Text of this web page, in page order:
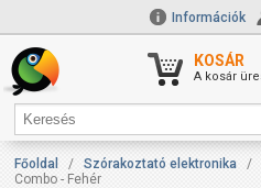
Információk
KOSÁR
A kosár
Főoldal / Szórakoztató elektronika /
Combo - Fehér